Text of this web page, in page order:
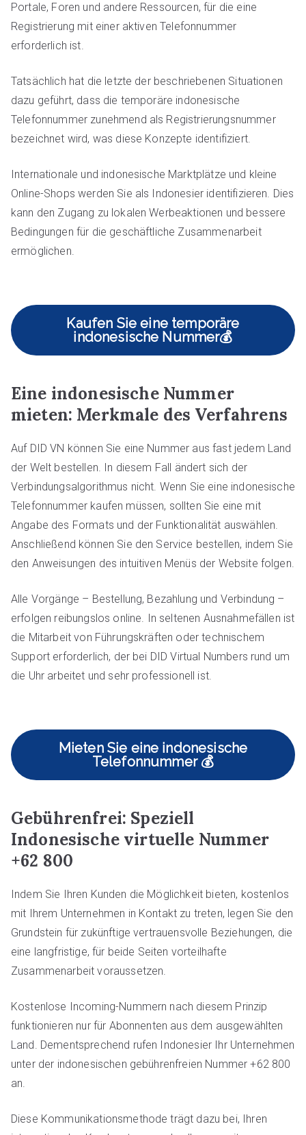
Portale, Foren und andere Ressourcen, für die eine
Registrierung mit einer aktiven Telefonnummer
erforderlich ist.
Tatsächlich hat die letzte der beschriebenen Situationen
dazu geführt, dass die temporäre indonesische
Telefonnummer zunehmend als Registrierungsnummer
bezeichnet wird, was diese Konzepte identifiziert.
Internationale und indonesische Marktplätze und kleine
Online-Shops werden Sie als Indonesier identifizieren. Dies
kann den Zugang zu lokalen Werbeaktionen und bessere
Bedingungen für die geschäftliche Zusammenarbeit
ermöglichen.
Kaufen Sie eine temporäre
indonesische Nummer💰
Eine indonesische Nummer
mieten: Merkmale des Verfahrens
Auf DID VN können Sie eine Nummer aus fast jedem Land
der Welt bestellen. In diesem Fall ändert sich der
Verbindungsalgorithmus nicht. Wenn Sie eine indonesische
Telefonnummer kaufen müssen, sollten Sie eine mit
Angabe des Formats und der Funktionalität auswählen.
Anschließend können Sie den Service bestellen, indem Sie
den Anweisungen des intuitiven Menüs der Website folgen.
Alle Vorgänge – Bestellung, Bezahlung und Verbindung –
erfolgen reibungslos online. In seltenen Ausnahmefällen ist
die Mitarbeit von Führungskräften oder technischem
Support erforderlich, der bei DID Virtual Numbers rund um
die Uhr arbeitet und sehr professionell ist.
Mieten Sie eine indonesische
Telefonnummer 💰
Gebührenfrei: Speziell
Indonesische virtuelle Nummer
+62 800
Indem Sie Ihren Kunden die Möglichkeit bieten, kostenlos
mit Ihrem Unternehmen in Kontakt zu treten, legen Sie den
Grundstein für zukünftige vertrauensvolle Beziehungen, die
eine langfristige, für beide Seiten vorteilhafte
Zusammenarbeit voraussetzen.
Kostenlose Incoming-Nummern nach diesem Prinzip
funktionieren nur für Abonnenten aus dem ausgewählten
Land. Dementsprechend rufen Indonesier Ihr Unternehmen
unter der indonesischen gebührenfreien Nummer +62 800
an.
Diese Kommunikationsmethode trägt dazu bei, Ihren